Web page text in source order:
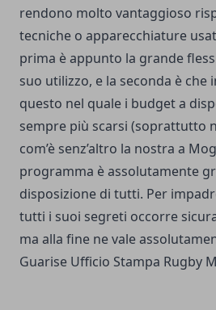
rendono molto vantaggioso
tecniche o apparecchiature
prima è appunto la grande
suo utilizzo, e la seconda è che
questo nel quale i budget a
sempre più scarsi (soprattutto
com’è senz’altro la nostra a
programma è assolutamente
disposizione di tutti. Per
tutti i suoi segreti occorre
ma alla fine ne vale
Guarise Ufficio Stampa Rugby